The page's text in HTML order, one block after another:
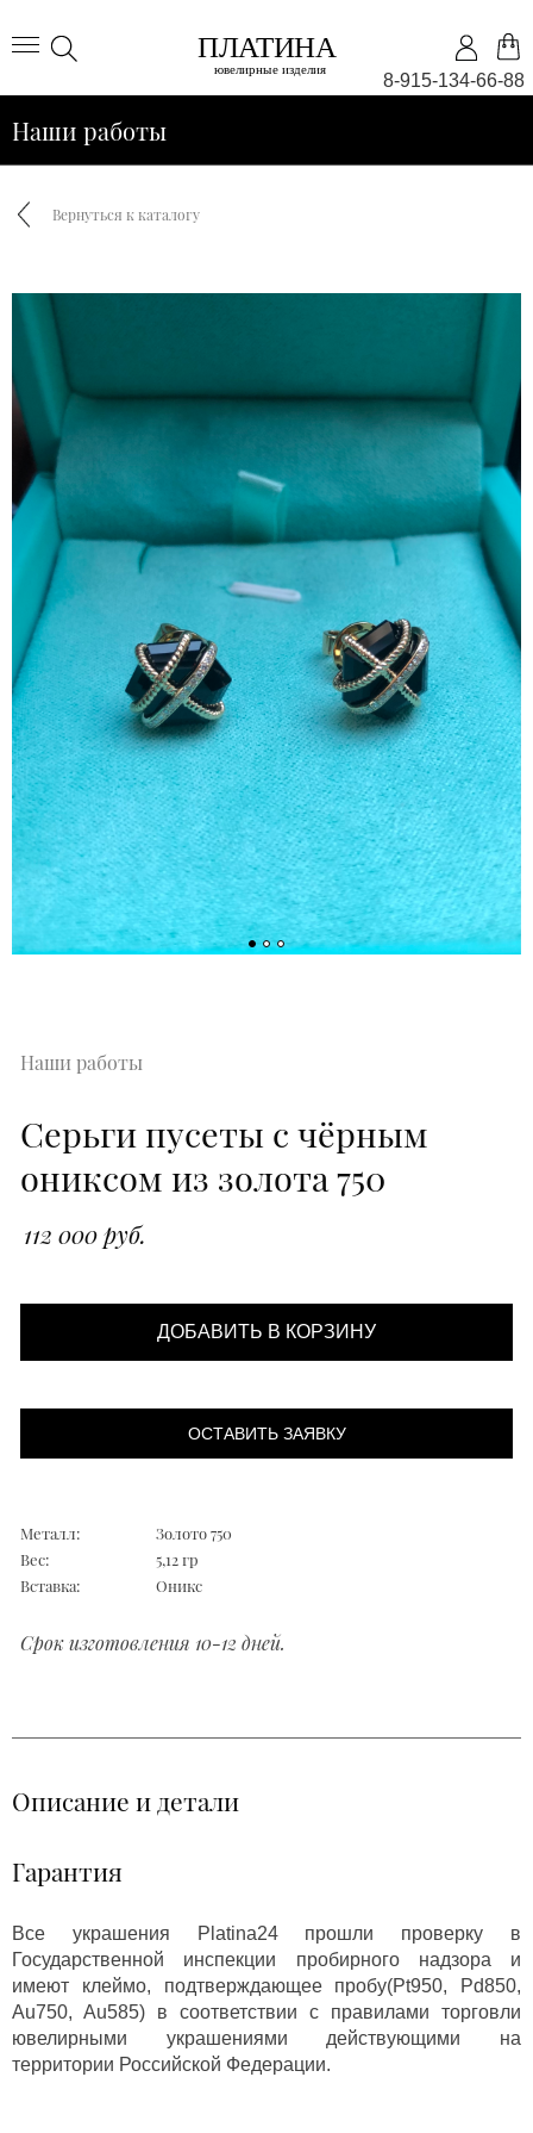
8-915-134-66-88
Наши работы
Вернуться к каталогу
Наши работы
Серьги пусеты с чёрным
ониксом из золота 750
112 000 руб.
ДОБАВИТЬ В КОРЗИНУ
ОСТАВИТЬ ЗАЯВКУ
Металл:
Золото 750
Вес:
5,12 гр
Вставка:
Оникс
Срок изготовления 10-12 дней.
Описание и детали
Гарантия
Все украшения Platina24 прошли проверку в
Государственной инспекции пробирного надзора и
имеют клеймо, подтверждающее пробу(Pt950, Pd850,
Au750, Au585) в соответствии с правилами торговли
ювелирными украшениями действующими на
территории Российской Федерации.